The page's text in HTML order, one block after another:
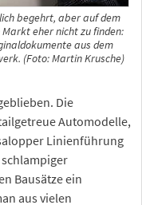
begehrt, aber auf dem
eher nicht zu finden:
aus dem
(Foto: Martin Krusche)
Die
Automodelle,
Linienführung
Bausätze ein
aus vielen